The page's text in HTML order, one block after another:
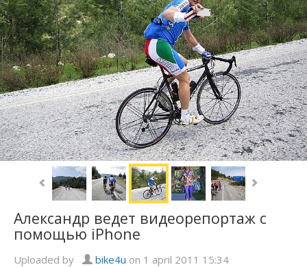
Александр ведет видеорепортаж с
помощью iPhone
Uploaded by bike4u on 1 april 2011 15:34